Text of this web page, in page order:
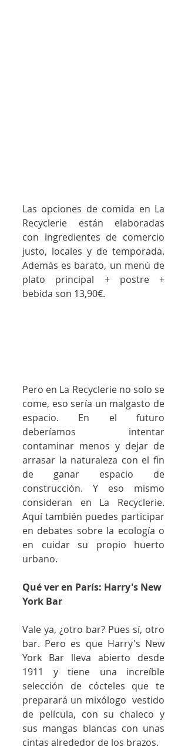
Las opciones de comida en La
Recyclerie están elaboradas
con ingredientes de comercio
justo, locales y de temporada.
Además es barato, un menú de
plato principal + postre +
bebida son 13,90€.
Pero en La Recyclerie no solo se
come, eso sería un malgasto de
espacio. En el futuro
deberíamos intentar
contaminar menos y dejar de
arrasar la naturaleza con el fin
de ganar espacio de
construcción. Y eso mismo
consideran en La Recyclerie.
Aquí también puedes participar
en debates sobre la ecología o
en cuidar su propio huerto
urbano.
Qué ver en París: Harry's New
York Bar
Vale ya, ¿otro bar? Pues sí, otro
bar. Pero es que Harry's New
York Bar lleva abierto desde
1911 y tiene una increíble
selección de cócteles que te
preparará un mixólogo  vestido
de película, con su chaleco y
sus mangas blancas con unas
cintas alrededor de los brazos.